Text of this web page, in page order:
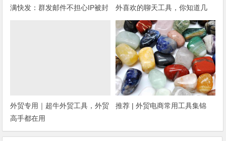
满快发：群发邮件不担心IP被封
外喜欢的聊天工具，你知道几
种？
外贸专用｜超牛外贸工具，外贸
高手都在用
推荐 | 外贸电商常用工具集锦